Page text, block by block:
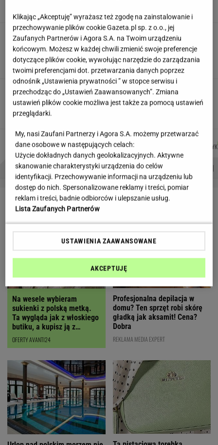
Siedem lat gehenny. "Spłacamy
kredyty za mieszkania, w których mieszkają
ludzie dewelopera"
SUBSKRYPCJA
Nowe zdjęcie Johna Goodmana trafiło do
sieci. Aktor schudł 90 kg
Autorzy:
MAIKOWSKI
DOMINIK
SENKOWSKI
JOANNA
KUCHARCZYK
PROBLEMY POLSKICH SIATKARZY ZNAK Z '30' WISŁAWA SZYMBORSKA
LETNIE OKAZJE
Na wesele wybieram
sukienki z polską metką.
Ta wygląda jak z włoskiego
butiku, a kupisz ją z
RABATEM
OFERTY AVANTI24
Profesjonalna depilacja w
domu? Ten sprzęt robi skórę
gładką jak aksamit! Cena?
Dobra
REKLAMA MEDIA EXPERT
Klikając „Akceptuję” wyrażasz też zgodę na zainstalowanie i
przechowywanie plików cookie Gazeta.pl sp. z o.o., jej
Zaufanych Partnerów i Agora S.A. na Twoim urządzeniu
końcowym. Możesz w każdej chwili zmienić swoje preferencje
dotyczące plików cookie, wywołując narzędzie do zarządzania
twoimi preferencjami dot. przetwarzania danych poprzez
odnośnik „Ustawienia prywatności ” w stopce serwisu i
przechodząc do „Ustawień Zaawansowanych”. Zmiana
ustawień plików cookie możliwa jest także za pomocą ustawień
przeglądarki.
My, nasi Zaufani Partnerzy i Agora S.A. możemy przetwarzać
dane osobowe w następujących celach:
Użycie dokładnych danych geolokalizacyjnych. Aktywne
skanowanie charakterystyki urządzenia do celów
identyfikacji. Przechowywanie informacji na urządzeniu lub
dostęp do nich. Spersonalizowane reklamy i treści, pomiar
reklam i treści, badnie odbiorców i ulepszanie usług.
Lista Zaufanych Partnerów
USTAWIENIA ZAAWANSOWANE
AKCEPTUJĘ